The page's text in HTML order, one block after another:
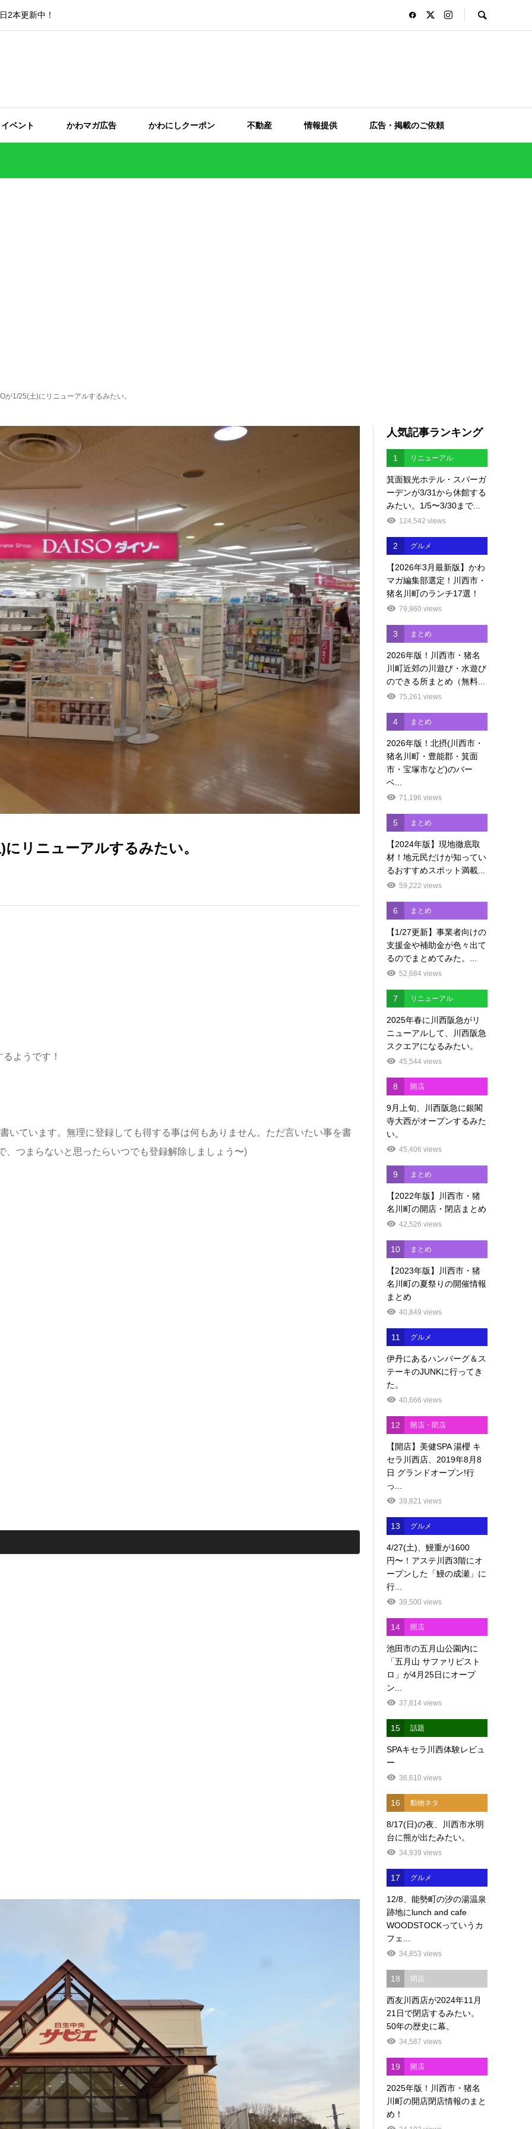
2本更新中！
イベント かわマガ広告 かわにしクーポン 不動産 情報提供 広告・掲載のご依頼
が1/25(土)にリニューアルするみたい。
リニューアルするみたい。
ようです！
いています。無理に登録しても得する事は何もありません。ただ言いたい事を書
つまらないと思ったらいつでも登録解除しましょう〜)
人気記事ランキング
1 リニューアル
箕面観光ホテル・スパーガ
ーデンが3/31から休館する
みたい。1/5〜3/30まで...
124,542 views
2 グルメ
【2026年3月最新版】かわ
マガ編集部選定！川西市・
猪名川町のランチ17選！
79,960 views
3 まとめ
2026年版！川西市・猪名
川町近郊の川遊び・水遊び
のできる所まとめ（無料...
75,261 views
4 まとめ
2026年版！北摂(川西市・
猪名川町・豊能郡・箕面
市・宝塚市など)のバー
ベ...
71,196 views
5 まとめ
【2024年版】現地徹底取
材！地元民だけが知ってい
るおすすめスポット満載...
59,222 views
6 まとめ
【1/27更新】事業者向けの
支援金や補助金が色々出て
るのでまとめてみた。...
52,684 views
7 リニューアル
2025年春に川西阪急がリ
ニューアルして、川西阪急
スクエアになるみたい。
45,544 views
8 開店
9月上旬、川西阪急に銀閣
寺大西がオープンするみた
い。
45,406 views
9 まとめ
【2022年版】川西市・猪
名川町の開店・閉店まとめ
42,526 views
10 まとめ
【2023年版】川西市・猪
名川町の夏祭りの開催情報
まとめ
40,849 views
11 グルメ
伊丹にあるハンバーグ＆ス
テーキのJUNKに行ってき
た。
40,666 views
12 開店・閉店
【開店】美健SPA 湯櫻 キ
セラ川西店、2019年8月8
日 グランドオープン!行
っ...
39,821 views
13 グルメ
4/27(土)、鰻重が1600
円〜！アステ川西3階にオ
ープンした「鰻の成瀬」に
行...
39,500 views
14 開店
池田市の五月山公園内に
「五月山 サファリビスト
ロ」が4月25日にオープ
ン...
37,814 views
15 話題
SPAキセラ川西体験レビュ
ー
36,610 views
16 動物ネタ
8/17(日)の夜、川西市水明
台に熊が出たみたい。
34,939 views
17 グルメ
12/8、能勢町の汐の湯温泉
跡地にlunch and cafe
WOODSTOCKっていうカ
フェ...
34,853 views
18 閉店
西友川西店が2024年11月
21日で閉店するみたい。
50年の歴史に幕。
34,587 views
19 開店
2025年版！川西市・猪名
川町の開店閉店情報のまと
め！